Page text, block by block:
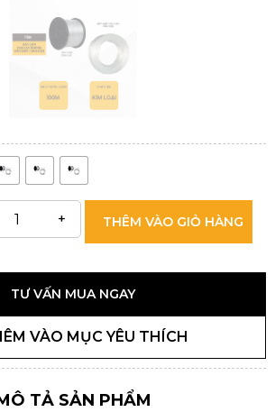
THÊM VÀO GIỎ HÀNG
TƯ VẤN MUA NGAY
VÀO MỤC YÊU THÍCH
TẢ SẢN PHẨM